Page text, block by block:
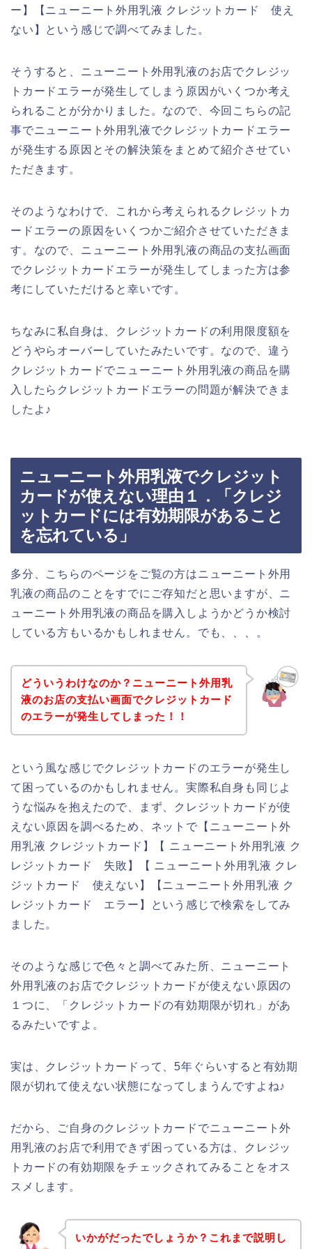
ー】【ニューニート外用乳液 クレジットカード 使え
ない】という感じで調べてみました。
そうすると、ニューニート外用乳液のお店でクレジッ
トカードエラーが発生してしまう原因がいくつか考え
られることが分かりました。なので、今回こちらの記
事でニューニート外用乳液でクレジットカードエラー
が発生する原因とその解決策をまとめて紹介させてい
ただきます。
そのようなわけで、これから考えられるクレジットカ
ードエラーの原因をいくつかご紹介させていただきま
す。なので、ニューニート外用乳液の商品の支払画面
でクレジットカードエラーが発生してしまった方は参
考にしていただけると幸いです。
ちなみに私自身は、クレジットカードの利用限度額を
どうやらオーバーしていたみたいです。なので、違う
クレジットカードでニューニート外用乳液の商品を購
入したらクレジットカードエラーの問題が解決できま
したよ♪
ニューニート外用乳液でクレジット
カードが使えない理由１．「クレジ
ットカードには有効期限があること
を忘れている」
多分、こちらのページをご覧の方はニューニート外用
乳液の商品のことをすでにご存知だと思いますが、ニ
ューニート外用乳液の商品を購入しようかどうか検討
している方もいるかもしれません。でも、、、。
どういうわけなのか？ニューニート外用乳
液のお店の支払い画面でクレジットカード
のエラーが発生してしまった！！
という風な感じでクレジットカードのエラーが発生し
て困っているのかもしれません。実際私自身も同じよ
うな悩みを抱えたので、まず、クレジットカードが使
えない原因を調べるため、ネットで【ニューニート外
用乳液 クレジットカード】【 ニューニート外用乳液 ク
レジットカード 失敗】【 ニューニート外用乳液 クレ
ジットカード 使えない】【ニューニート外用乳液 ク
レジットカード エラー】という感じで検索をしてみ
ました。
そのような感じで色々と調べてみた所、ニューニート
外用乳液のお店でクレジットカードが使えない原因の
１つに、「クレジットカードの有効期限が切れ」があ
るみたいですよ。
実は、クレジットカードって、5年ぐらいすると有効期
限が切れて使えない状態になってしまうんですよね♪
だから、ご自身のクレジットカードでニューニート外
用乳液のお店で利用できず困っている方は、クレジッ
トカードの有効期限をチェックされてみることをオス
スメします。
いかがだったでしょうか？これまで説明し